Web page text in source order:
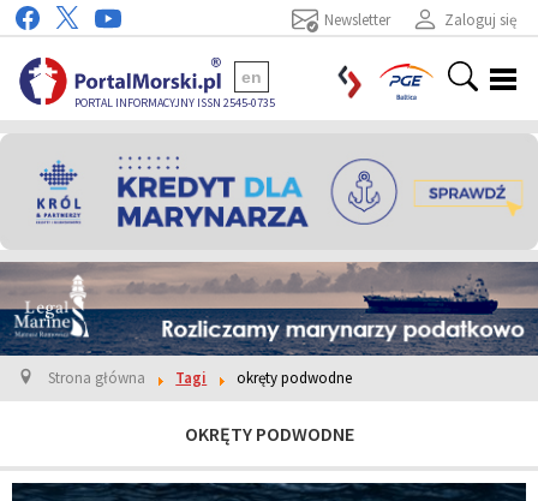
Zaloguj się
Newsletter
PORTAL INFORMACYJNY ISSN 2545-0735
en
Strona główna Tagi okręty podwodne
OKRĘTY PODWODNE